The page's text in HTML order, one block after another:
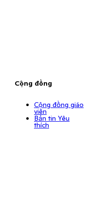
Cộng đồng
Cộng đồng giáo
viên
Bản tin Yêu
thích